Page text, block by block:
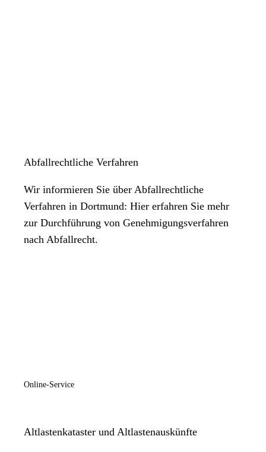
Abfallrechtliche Verfahren
Wir informieren Sie über Abfallrechtliche
Verfahren in Dortmund: Hier erfahren Sie mehr
zur Durchführung von Genehmigungsverfahren
nach Abfallrecht.
Online-Service
Altlastenkataster und Altlastenauskünfte